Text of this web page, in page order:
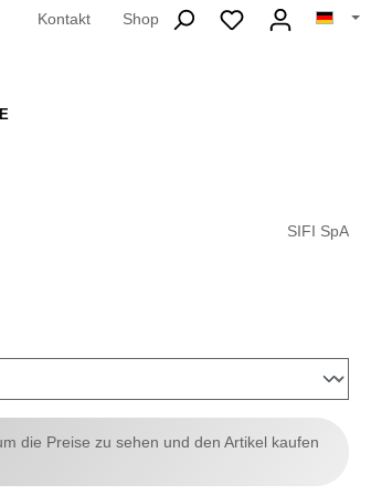
Kontakt Shop
SIFI SpA
die Preise zu sehen und den Artikel kaufen